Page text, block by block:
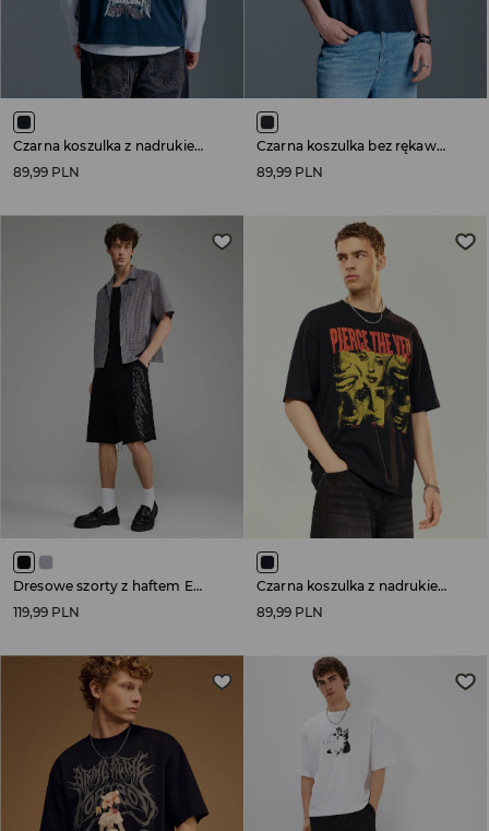
Czarna koszulka z nadrukiem Metallica
89,99 PLN
Czarna koszulka bez rękawów z nadrukiem Metallica Kill ’Em All
89,99 PLN
Dresowe szorty z haftem Euphoria czarne
119,99 PLN
Czarna koszulka z nadrukiem Pierce the Veil
89,99 PLN